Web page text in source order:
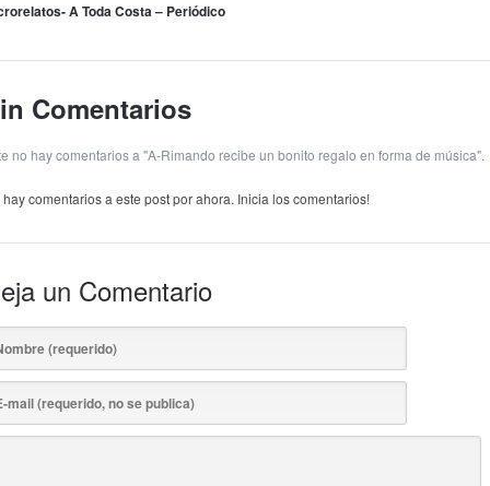
A Toda Costa – Periódico
Comentarios
no hay comentarios a "A-Rimando recibe un bonito regalo en forma de música".
hay comentarios a este post por ahora. Inicia los comentarios!
un Comentario